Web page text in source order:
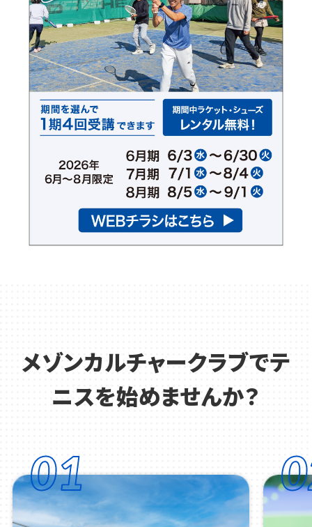
メゾンカルチャークラブでテ
ニスを始めませんか？
01